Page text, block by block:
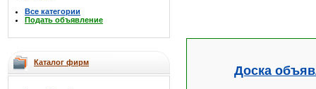
Все категории
Подать объявление
Каталог фирм
Доска